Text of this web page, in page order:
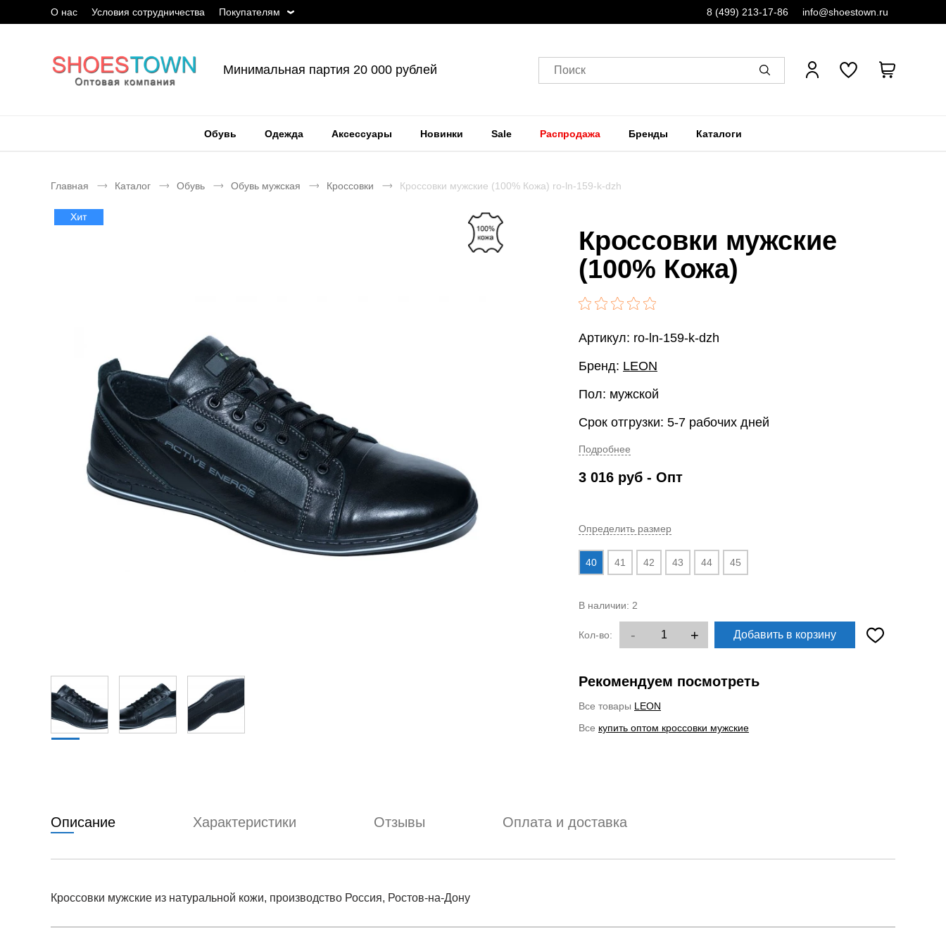
О нас Условия сотрудничества Покупателям 8 (499) 213-17-86 info@shoestown.ru
Минимальная партия 20 000 рублей Поиск
Обувь Одежда Аксессуары Новинки Sale Распродажа Бренды Каталоги
Главная Каталог Обувь Обувь мужская Кроссовки Кроссовки мужские (100% Кожа) ro-ln-159-k-dzh
Кроссовки мужские
(100% Кожа)
Артикул: ro-ln-159-k-dzh
Бренд: LEON
Пол: мужской
Срок отгрузки: 5-7 рабочих дней
Подробнее
3 016 руб - Опт
Определить размер
40 41 42 43 44 45
В наличии: 2
Кол-во: - + Добавить в корзину
Рекомендуем посмотреть
Все товары LEON
Все купить оптом кроссовки мужские
Описание Характеристики Отзывы Оплата и доставка
Кроссовки мужские из натуральной кожи, производство Россия, Ростов-на-Дону